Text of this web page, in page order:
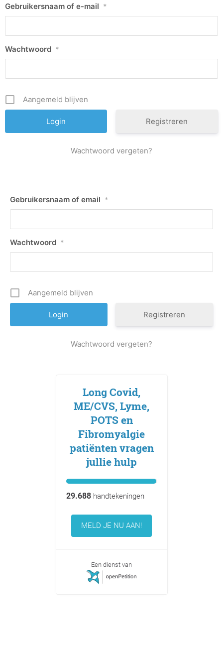
Gebruikersnaam of e-mail *
Wachtwoord *
Aangemeld blijven
Registreren
Wachtwoord vergeten?
Gebruikersnaam of email *
Wachtwoord *
Aangemeld blijven
Registreren
Wachtwoord vergeten?
Long Covid,
ME/CVS, Lyme,
POTS en
Fibromyalgie
patiënten vragen
jullie hulp
29.688handtekeningen
MELD JE NU AAN!
Een dienst van